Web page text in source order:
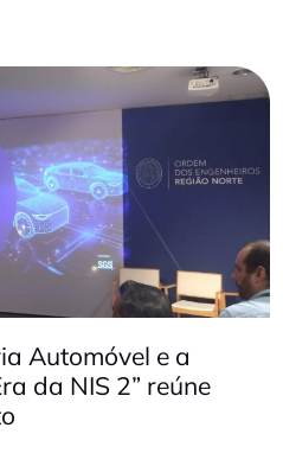
Automóvel e a
da NIS 2” reúne